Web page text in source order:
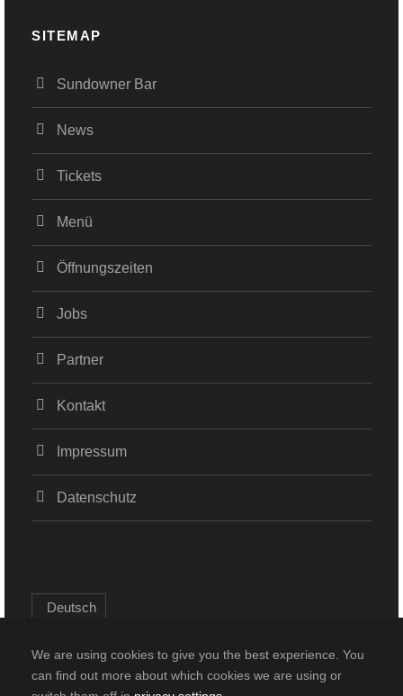
SITEMAP
Sundowner Bar
News
Tickets
Menü
Öffnungszeiten
Jobs
Partner
Kontakt
Impressum
Datenschutz
Deutsch
We are using cookies to give you the best experience. You
can find out more about which cookies we are using or